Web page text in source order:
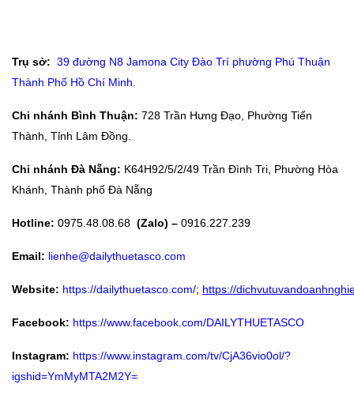
Trụ sở: 39 đường N8 Jamona City Đào Trí phường Phú Thuận
Thành Phố Hồ Chí Minh.
Chi nhánh Bình Thuận: 728 Trần Hưng Đạo, Phường Tiến
Thành, Tỉnh Lâm Đồng.
Chi nhánh Đà Nẵng: K64H92/5/2/49 Trần Đình Tri, Phường Hòa
Khánh, Thành phố Đà Nẵng
Hotline: 0975.48.08.68 (Zalo) – 0916.227.239
Email: lienhe@dailythuetasco.com
Website: https://dailythuetasco.com/; https://
Facebook: https://www.facebook.com/DAILYTHUETASCO
Instagram: https://www.instagram.com/tv/CjA36vio0ol/?
igshid=YmMyMTA2M2Y=